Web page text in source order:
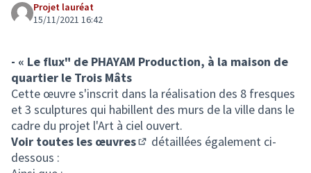
Projet lauréat
15/11/2021 16:42
- « Le flux" de PHAYAM Production, à la maison de
quartier le Trois Mâts
Cette œuvre s'inscrit dans la réalisation des 8 fresques
et 3 sculptures qui habillent des murs de la ville dans le
cadre du projet l'Art à ciel ouvert.
Voir toutes les œuvres
détaillées également ci-
dessous :